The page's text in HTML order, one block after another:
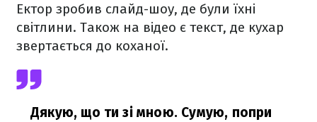
Ектор зробив слайд-шоу, де були їхні
світлини. Також на відео є текст, де кухар
звертається до коханої.
Дякую, що ти зі мною. Сумую, попри